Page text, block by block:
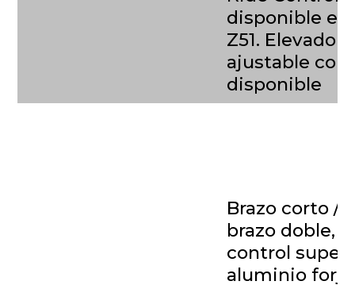
disponible en
Z51. Elevador
ajustable
disponible
Brazo corto /
brazo doble,
control
aluminio